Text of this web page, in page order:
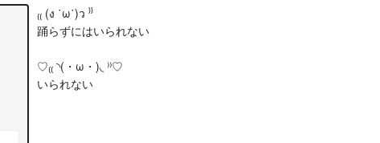
₍₍ (ง ˙ω˙)ว ⁾⁾
踊らずにはいられない
♡₍₍ ◝(・ω・)◟ ⁾⁾♡
いられない